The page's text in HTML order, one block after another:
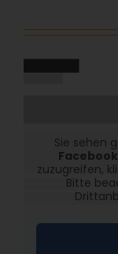
Sie sehen
Facebook
zuzugreifen,
Bitte